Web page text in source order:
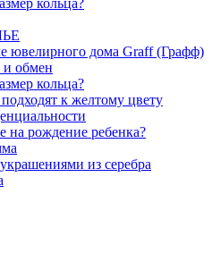
кольца?
ювелирного дома Graff (Графф)
и обмен
кольца?
к желтому цвету
на рождение ребенка?
из серебра